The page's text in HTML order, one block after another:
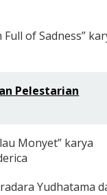
of Sadness”
Pelestarian
Monyet” karya
Yudhatama